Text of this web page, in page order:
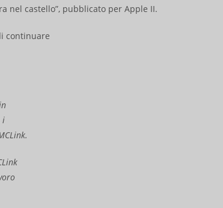
nel castello”, pubblicato per Apple II.
continuare
i